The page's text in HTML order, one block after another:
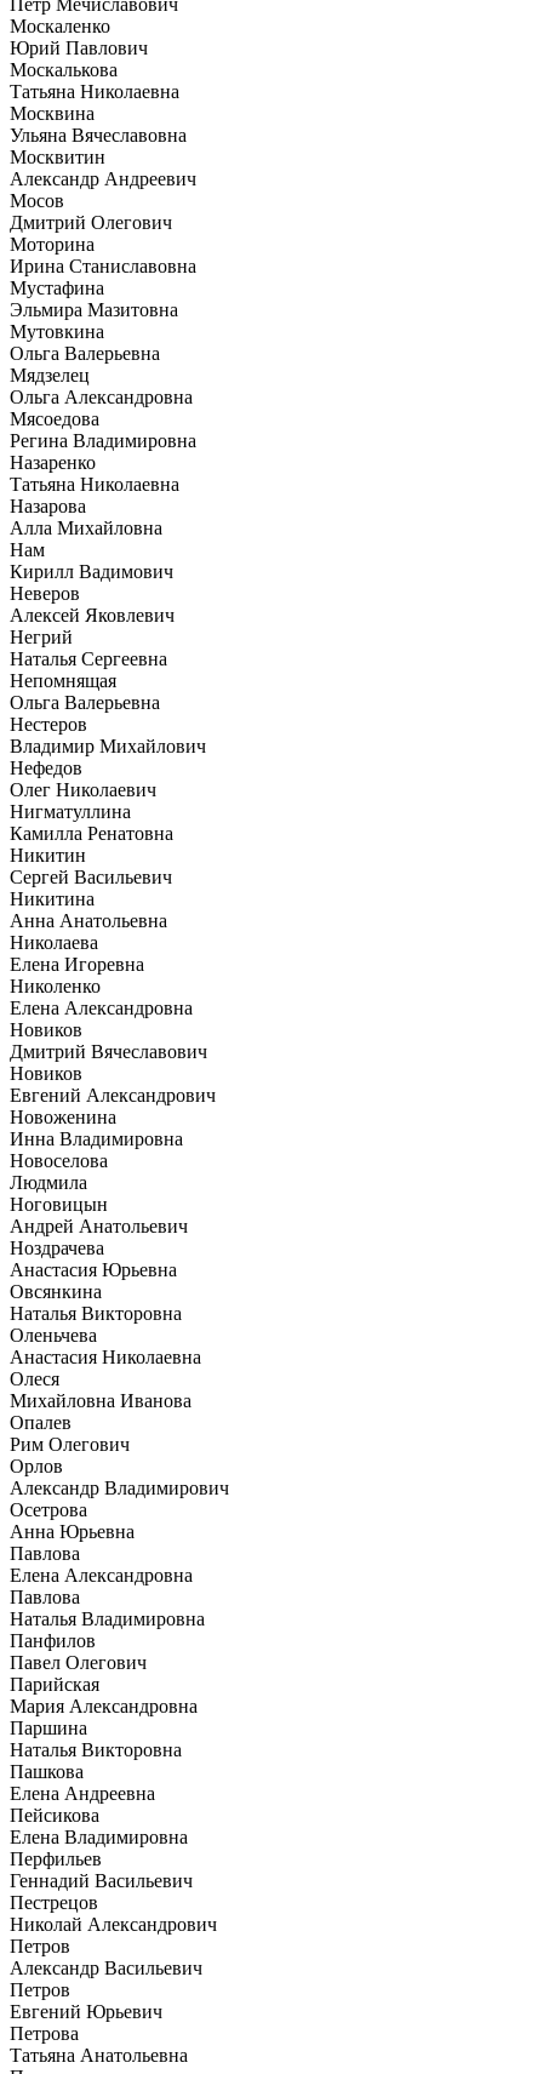
Петр Мечиславович
Москаленко
Юрий Павлович
Москалькова
Татьяна Николаевна
Москвина
Ульяна Вячеславовна
Москвитин
Александр Андреевич
Мосов
Дмитрий Олегович
Моторина
Ирина Станиславовна
Мустафина
Эльмира Мазитовна
Мутовкина
Ольга Валерьевна
Мядзелец
Ольга Александровна
Мясоедова
Регина Владимировна
Назаренко
Татьяна Николаевна
Назарова
Алла Михайловна
Нам
Кирилл Вадимович
Неверов
Алексей Яковлевич
Негрий
Наталья Сергеевна
Непомнящая
Ольга Валерьевна
Нестеров
Владимир Михайлович
Нефедов
Олег Николаевич
Нигматуллина
Камилла Ренатовна
Никитин
Сергей Васильевич
Никитина
Анна Анатольевна
Николаева
Елена Игоревна
Николенко
Елена Александровна
Новиков
Дмитрий Вячеславович
Новиков
Евгений Александрович
Новоженина
Инна Владимировна
Новоселова
Людмила
Ноговицын
Андрей Анатольевич
Ноздрачева
Анастасия Юрьевна
Овсянкина
Наталья Викторовна
Оленьчева
Анастасия Николаевна
Олеся
Михайловна Иванова
Опалев
Рим Олегович
Орлов
Александр Владимирович
Осетрова
Анна Юрьевна
Павлова
Елена Александровна
Павлова
Наталья Владимировна
Панфилов
Павел Олегович
Парийская
Мария Александровна
Паршина
Наталья Викторовна
Пашкова
Елена Андреевна
Пейсикова
Елена Владимировна
Перфильев
Геннадий Васильевич
Пестрецов
Николай Александрович
Петров
Александр Васильевич
Петров
Евгений Юрьевич
Петрова
Татьяна Анатольевна